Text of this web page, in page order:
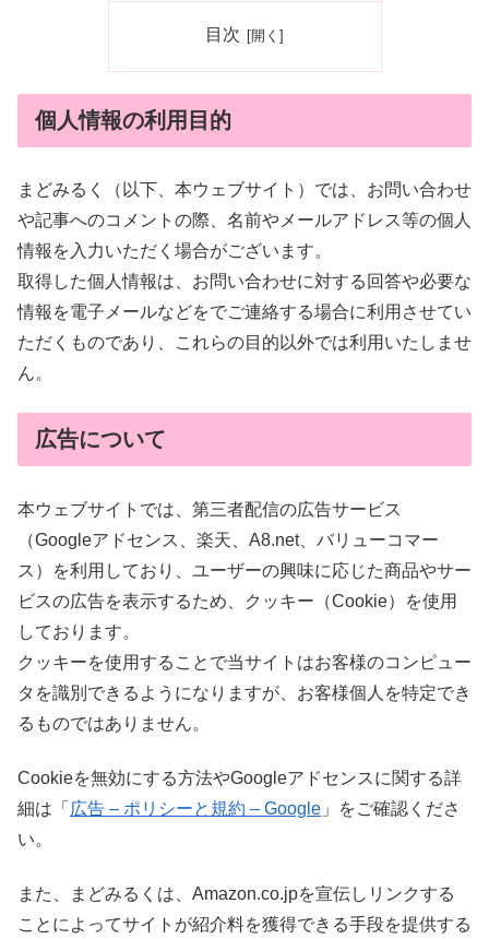
目次
個人情報の利用目的
まどみるく（以下、本ウェブサイト）では、お問い合わせ
や記事へのコメントの際、名前やメールアドレス等の個人
情報を入力いただく場合がございます。
取得した個人情報は、お問い合わせに対する回答や必要な
情報を電子メールなどをでご連絡する場合に利用させてい
ただくものであり、これらの目的以外では利用いたしませ
ん。
広告について
本ウェブサイトでは、第三者配信の広告サービス
（Googleアドセンス、楽天、A8.net、バリューコマー
ス）を利用しており、ユーザーの興味に応じた商品やサー
ビスの広告を表示するため、クッキー（Cookie）を使用
しております。
クッキーを使用することで当サイトはお客様のコンピュー
タを識別できるようになりますが、お客様個人を特定でき
るものではありません。
Cookieを無効にする方法やGoogleアドセンスに関する詳
細は「 広告 – ポリシーと規約 – Google 」をご確認くださ
い。
また、まどみるくは、Amazon.co.jpを宣伝しリンクする
ことによってサイトが紹介料を獲得できる手段を提供する